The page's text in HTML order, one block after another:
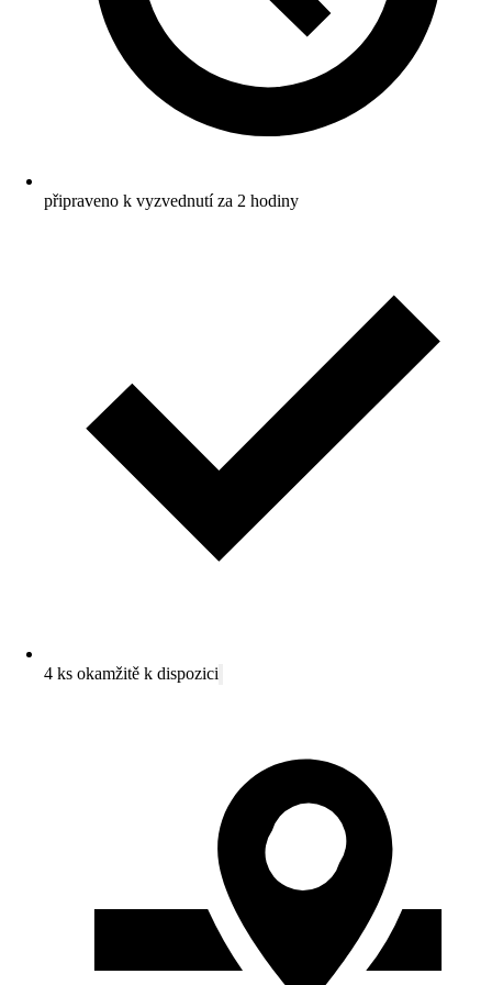
připraveno k vyzvednutí za 2 hodiny
4 ks okamžitě k dispozici